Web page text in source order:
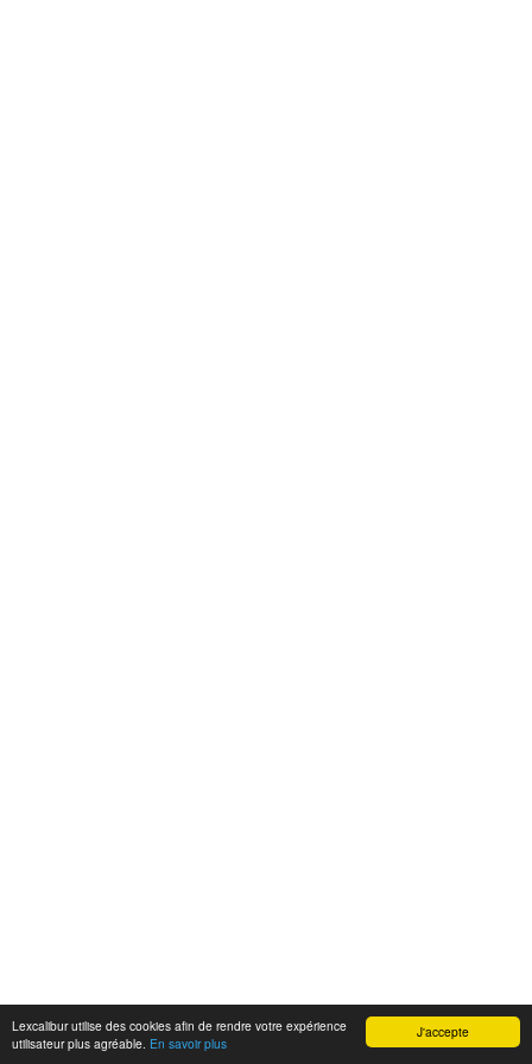
J'accepte
Lexcalibur utilise des cookies afin de rendre votre expérience
utilisateur plus agréable. En savoir plus